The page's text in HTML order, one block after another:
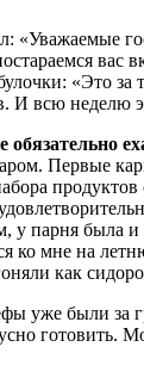
«Уважаемые
вас
«Это за
И всю неделю
Первые
у парня была
ко мне на
как
уже были за
готовить.